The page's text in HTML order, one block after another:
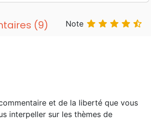
(9) Note     
et de la liberté que vous
interpeller sur les thèmes de